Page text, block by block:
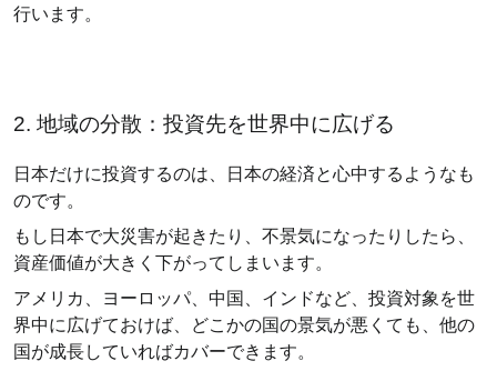
行います。
2. 地域の分散：投資先を世界中に広げる
日本だけに投資するのは、日本の経済と心中するようなも
のです。
もし日本で大災害が起きたり、不景気になったりしたら、
資産価値が大きく下がってしまいます。
アメリカ、ヨーロッパ、中国、インドなど、投資対象を世
界中に広げておけば、どこかの国の景気が悪くても、他の
国が成長していればカバーできます。